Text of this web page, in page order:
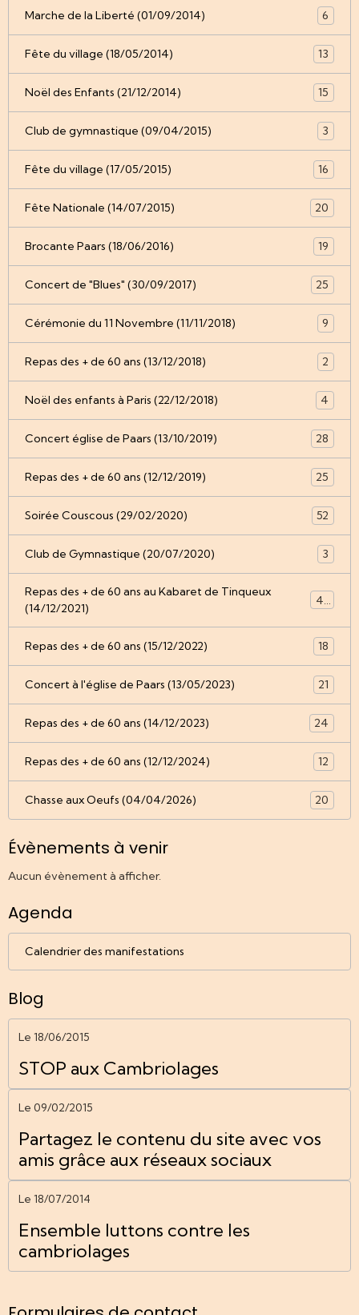
Marche de la Liberté (01/09/2014) 6
Fête du village (18/05/2014) 13
Noël des Enfants (21/12/2014) 15
Club de gymnastique (09/04/2015) 3
Fête du village (17/05/2015) 16
Fête Nationale (14/07/2015) 20
Brocante Paars (18/06/2016) 19
Concert de "Blues" (30/09/2017) 25
Cérémonie du 11 Novembre (11/11/2018) 9
Repas des + de 60 ans (13/12/2018) 2
Noël des enfants à Paris (22/12/2018) 4
Concert église de Paars (13/10/2019) 28
Repas des + de 60 ans (12/12/2019) 25
Soirée Couscous (29/02/2020) 52
Club de Gymnastique (20/07/2020) 3
Repas des + de 60 ans au Kabaret de Tinqueux
(14/12/2021)
Repas des + de 60 ans (15/12/2022) 18
Concert à l'église de Paars (13/05/2023) 21
Repas des + de 60 ans (14/12/2023) 24
Repas des + de 60 ans (12/12/2024) 12
Chasse aux Oeufs (04/04/2026) 20
Évènements à venir
Aucun évènement à afficher.
Agenda
Calendrier des manifestations
Blog
Le 18/06/2015
STOP aux Cambriolages
Le 09/02/2015
Partagez le contenu du site avec vos
amis grâce aux réseaux sociaux
Le 18/07/2014
Ensemble luttons contre les
cambriolages